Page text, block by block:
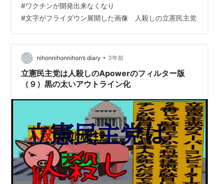
#ワクチンが開発出来なくなり
#文字がフライダウン展開した画像 人殺しの立憲民主党
nihonnihonnihon’s diary • 3年前
立憲民主党は人殺しのApowerのフィルター版
（９）黒の太いアウトライン化